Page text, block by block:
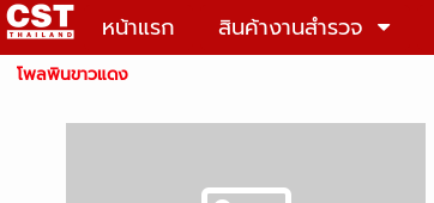
หน้าแรก สินค้างานสำรวจ
โพลพินขาวแดง